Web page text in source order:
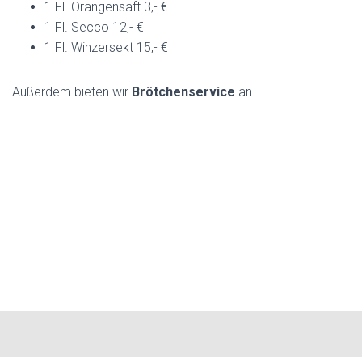
1 Fl. Orangensaft 3,- €
1 Fl. Secco 12,- €
1 Fl. Winzersekt 15,- €
Außerdem bieten wir Brötchenservice an.